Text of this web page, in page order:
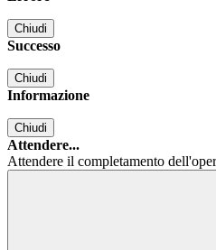
Chiudi
Successo
Chiudi
Informazione
Chiudi
Attendere...
Attendere il completamento